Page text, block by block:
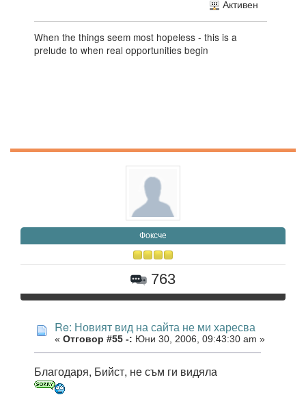
Активен
When the things seem most hopeless - this is a
prelude to when real opportunities begin
Фоксче
763
Re: Новият вид на сайта не ми харесва
« Отговор #55 -: Юни 30, 2006, 09:43:30 am »
Благодаря, Бийст, не съм ги видяла